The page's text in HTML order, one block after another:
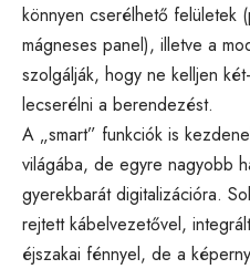
könnyen cserélhető felületek
mágneses panel), illetve a
szolgálják, hogy ne kelljen
lecserélni a berendezést.
A „smart” funkciók is
világába, de egyre nagyobb
gyerekbarát digitalizációra.
rejtett kábelvezetővel,
éjszakai fénnyel, de a